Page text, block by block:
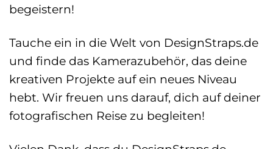
begeistern!
Tauche ein in die Welt von DesignStraps.de
und finde das Kamerazubehör, das deine
kreativen Projekte auf ein neues Niveau
hebt. Wir freuen uns darauf, dich auf deiner
fotografischen Reise zu begleiten!